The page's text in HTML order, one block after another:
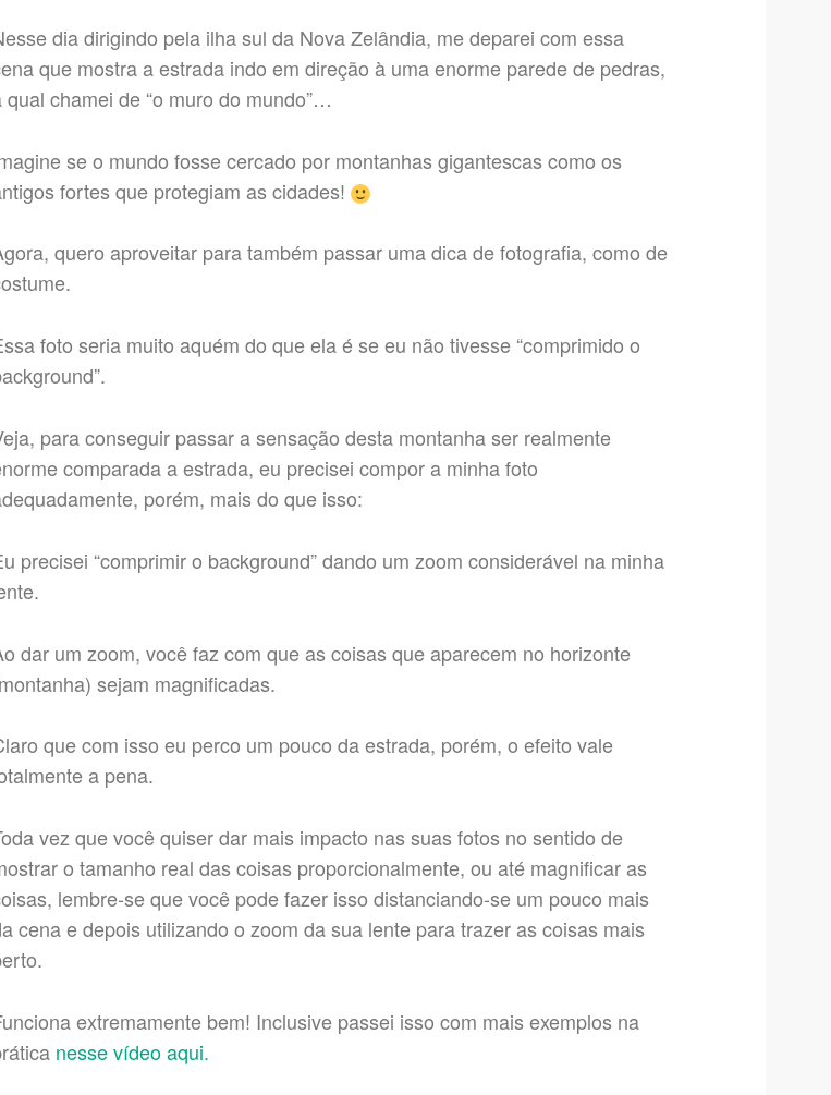
dia dirigindo pela ilha sul da Nova Zelândia, me deparei com essa
que mostra a estrada indo em direção à uma enorme parede de pedras,
qual chamei de “o muro do mundo”…
se o mundo fosse cercado por montanhas gigantescas como os
fortes que protegiam as cidades!
quero aproveitar para também passar uma dica de fotografia, como de
foto seria muito aquém do que ela é se eu não tivesse “comprimido o
para conseguir passar a sensação desta montanha ser realmente
comparada a estrada, eu precisei compor a minha foto
porém, mais do que isso:
precisei “comprimir o background” dando um zoom considerável na minha
dar um zoom, você faz com que as coisas que aparecem no horizonte
sejam magnificadas.
que com isso eu perco um pouco da estrada, porém, o efeito vale
a pena.
vez que você quiser dar mais impacto nas suas fotos no sentido de
o tamanho real das coisas proporcionalmente, ou até magnificar as
lembre-se que você pode fazer isso distanciando-se um pouco mais
cena e depois utilizando o zoom da sua lente para trazer as coisas mais
extremamente bem! Inclusive passei isso com mais exemplos na
nesse vídeo aqui.